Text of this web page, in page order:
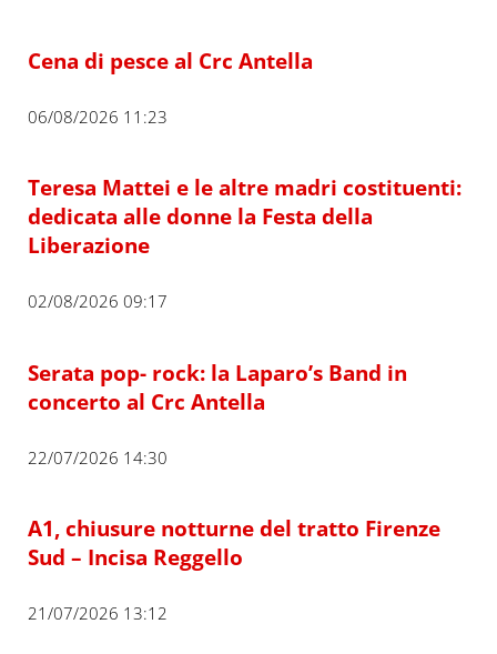
Cena di pesce al Crc Antella
06/08/2026 11:23
Teresa Mattei e le altre madri costituenti:
dedicata alle donne la Festa della
Liberazione
02/08/2026 09:17
Serata pop- rock: la Laparo’s Band in
concerto al Crc Antella
22/07/2026 14:30
A1, chiusure notturne del tratto Firenze
Sud – Incisa Reggello
21/07/2026 13:12